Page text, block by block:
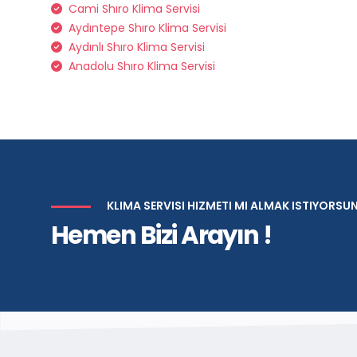
Cami Shıro Klima Servisi
Aydıntepe Shıro Klima Servisi
Aydınlı Shıro Klima Servisi
Anadolu Shıro Klima Servisi
KLIMA SERVISI HIZMETI MI ALMAK
Hemen Bizi Arayın !